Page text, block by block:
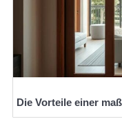
Die Vorteile einer